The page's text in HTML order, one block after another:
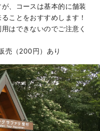
、コースは基本的に舗装
ことをおすすめします！
はできないのでご注意く
売（200円）あり